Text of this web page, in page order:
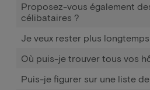
Proposez-vous également
célibataires ?
Je veux rester plus longtemps
Où puis-je trouver tous vos
Puis-je figurer sur une liste